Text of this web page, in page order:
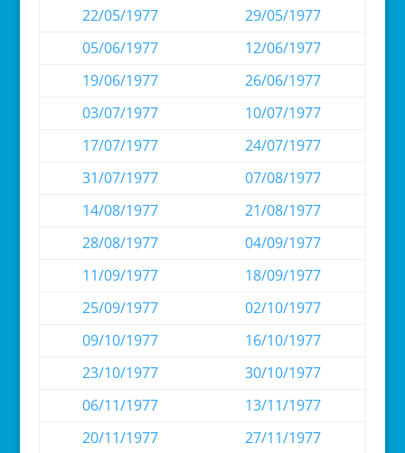
22/05/1977
29/05/1977
05/06/1977
12/06/1977
19/06/1977
26/06/1977
03/07/1977
10/07/1977
17/07/1977
24/07/1977
31/07/1977
07/08/1977
14/08/1977
21/08/1977
28/08/1977
04/09/1977
11/09/1977
18/09/1977
25/09/1977
02/10/1977
09/10/1977
16/10/1977
23/10/1977
30/10/1977
06/11/1977
13/11/1977
20/11/1977
27/11/1977